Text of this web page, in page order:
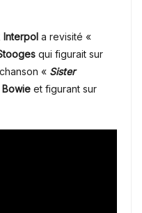
Interpol a revisité «
qui figurait sur
« Sister
Bowie et figurant sur